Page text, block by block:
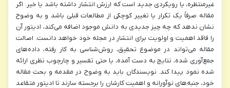
غیرمنتظره، یا رویکردی جدید است که ارزش انتشار داشته باشد یا خیر. اگر
مقاله صرفاً یک تکرار یا تغییر کوچکی از مطالعات قبلی باشد و به وضوح
نشان ندهد که چه چیز جدیدی به دانش موجود اضافه می‌کند، ادیتور آن
را فاقد اهمیت و اولویت برای انتشار در مجله خود خواهد دانست. اصالت
مقاله می‌تواند در موضوع تحقیق، روش‌شناسی به کار رفته، داده‌های
جمع‌آوری شده، نتایج به دست آمده، یا حتی تفسیر و چارچوب نظری ارائه
شده نمود پیدا کند. نویسندگان باید به وضوح در مقدمه و بحث مقاله
خود، جنبه‌های نوآورانه و اهمیت کارشان را برجسته سازند تا ادیتور متقاعد